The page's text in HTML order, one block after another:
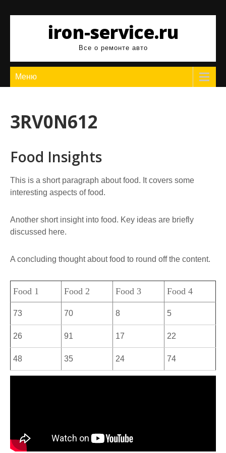
содержимомуiron-service.ru
Все о ремонте авто
Меню
3RV0N612
Food Insights
This is a short paragraph about food. It covers some
interesting aspects of food.
Another short insight into food. Key ideas are briefly
discussed here.
A concluding thought about food to round off the content.
Food 1 Food 2 Food 3 Food 4
73 70 8 5
26 91 17 22
48 35 24 74